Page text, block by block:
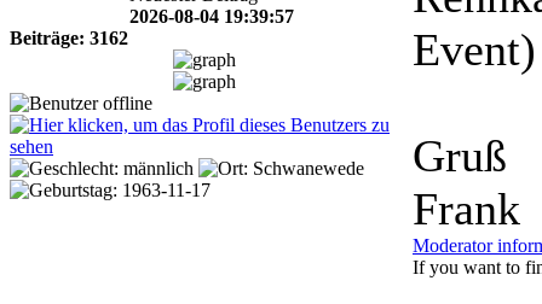
2026-08-04 19:39:57
Beiträge: 3162
Event)
Gruß
Frank
Moderator
If you want to